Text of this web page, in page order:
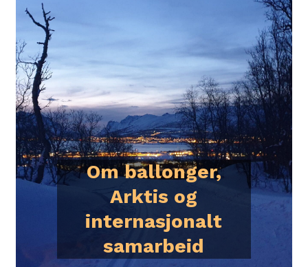
Om ballonger,
Arktis og
internasjonalt
samarbeid